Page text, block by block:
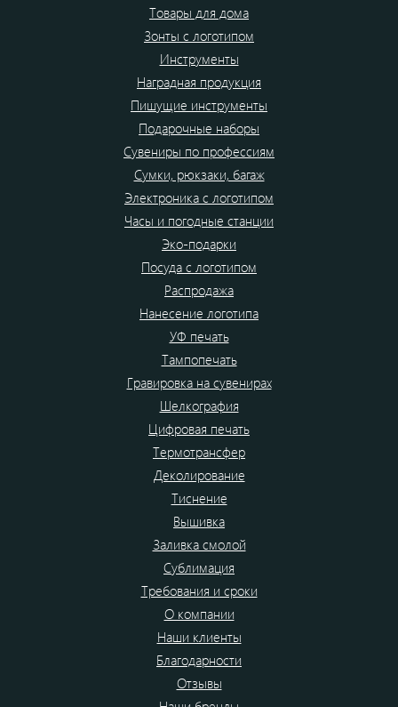
Товары для дома
Зонты с логотипом
Инструменты
Наградная продукция
Пишущие инструменты
Подарочные наборы
Сувениры по профессиям
Сумки, рюкзаки, багаж
Электроника с логотипом
Часы и погодные станции
Эко-подарки
Посуда с логотипом
Распродажа
Нанесение логотипа
УФ печать
Тампопечать
Гравировка на сувенирах
Шелкография
Цифровая печать
Термотрансфер
Деколирование
Тиснение
Вышивка
Заливка смолой
Сублимация
Требования и сроки
О компании
Наши клиенты
Благодарности
Отзывы